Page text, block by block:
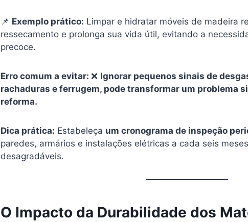
📌 Exemplo prático: Limpar e hidratar móveis de madeira
ressecamento e prolonga sua vida útil, evitando a
precoce.
Erro comum a evitar: ❌ Ignorar pequenos sinais de
rachaduras e ferrugem, pode transformar um problema
reforma.
Dica prática: Estabeleça um cronograma de inspeção
paredes, armários e instalações elétricas a cada seis
desagradáveis.
O Impacto da Durabilidade dos